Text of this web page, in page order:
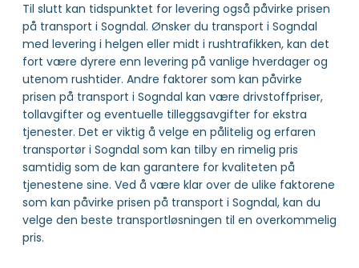
Til slutt kan tidspunktet for levering også påvirke prisen
på transport i Sogndal. Ønsker du transport i Sogndal
med levering i helgen eller midt i rushtrafikken, kan det
fort være dyrere enn levering på vanlige hverdager og
utenom rushtider. Andre faktorer som kan påvirke
prisen på transport i Sogndal kan være drivstoffpriser,
tollavgifter og eventuelle tilleggsavgifter for ekstra
tjenester. Det er viktig å velge en pålitelig og erfaren
transportør i Sogndal som kan tilby en rimelig pris
samtidig som de kan garantere for kvaliteten på
tjenestene sine. Ved å være klar over de ulike faktorene
som kan påvirke prisen på transport i Sogndal, kan du
velge den beste transportløsningen til en overkommelig
pris.